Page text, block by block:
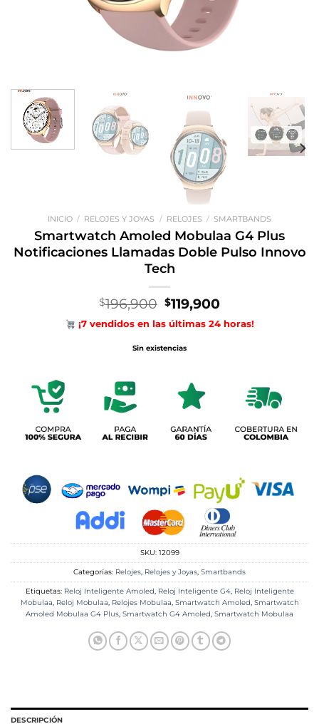
INICIO / RELOJES Y JOYAS / RELOJES / SMARTBANDS
Smartwatch Amoled Mobulaa G4 Plus
Notificaciones Llamadas Doble Pulso Innovo
Tech
$196,900 El
precio
original
era:
$119,900El
precio
actual
¡7 vendidos en las últimas 24 horas!
Sin existencias
SKU: 12099
Categorías: Relojes, Relojes y Joyas, Smartbands
Etiquetas: Reloj Inteligente Amoled, Reloj Inteligente G4, Reloj Inteligente
Mobulaa, Reloj Mobulaa, Relojes Mobulaa, Smartwatch Amoled, Smartwatch
Amoled Mobulaa G4 Plus, Smartwatch G4 Amoled, Smartwatch Mobulaa
DESCRIPCIÓN